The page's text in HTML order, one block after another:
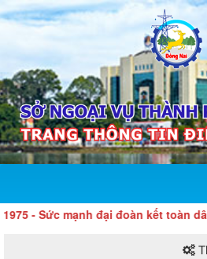
- Sức mạnh đại đoàn kết toàn